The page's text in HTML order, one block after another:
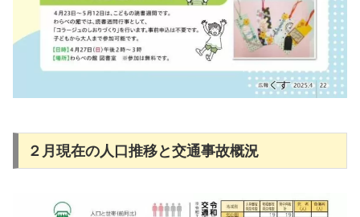
２月現在の人口推移と交通事故概況